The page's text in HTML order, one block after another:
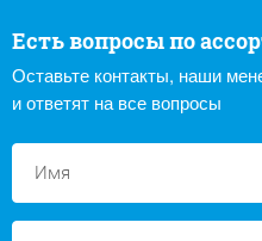
Есть вопросы по
Оставьте контакты, наши
и ответят на все вопросы